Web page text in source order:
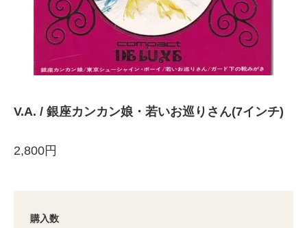
V.A. / 銀座カンカン娘・若いお巡りさん(7インチ)
2,800円
購入数